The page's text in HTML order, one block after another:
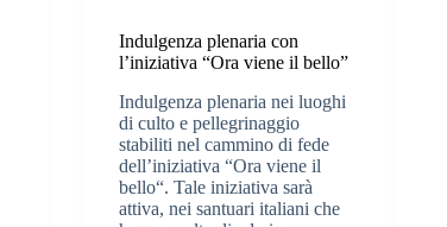
Indulgenza plenaria con
l’iniziativa “Ora viene il bello”
Indulgenza plenaria nei luoghi
di culto e pellegrinaggio
stabiliti nel cammino di fede
dell’iniziativa “Ora viene il
bello“. Tale iniziativa sarà
attiva, nei santuari italiani che